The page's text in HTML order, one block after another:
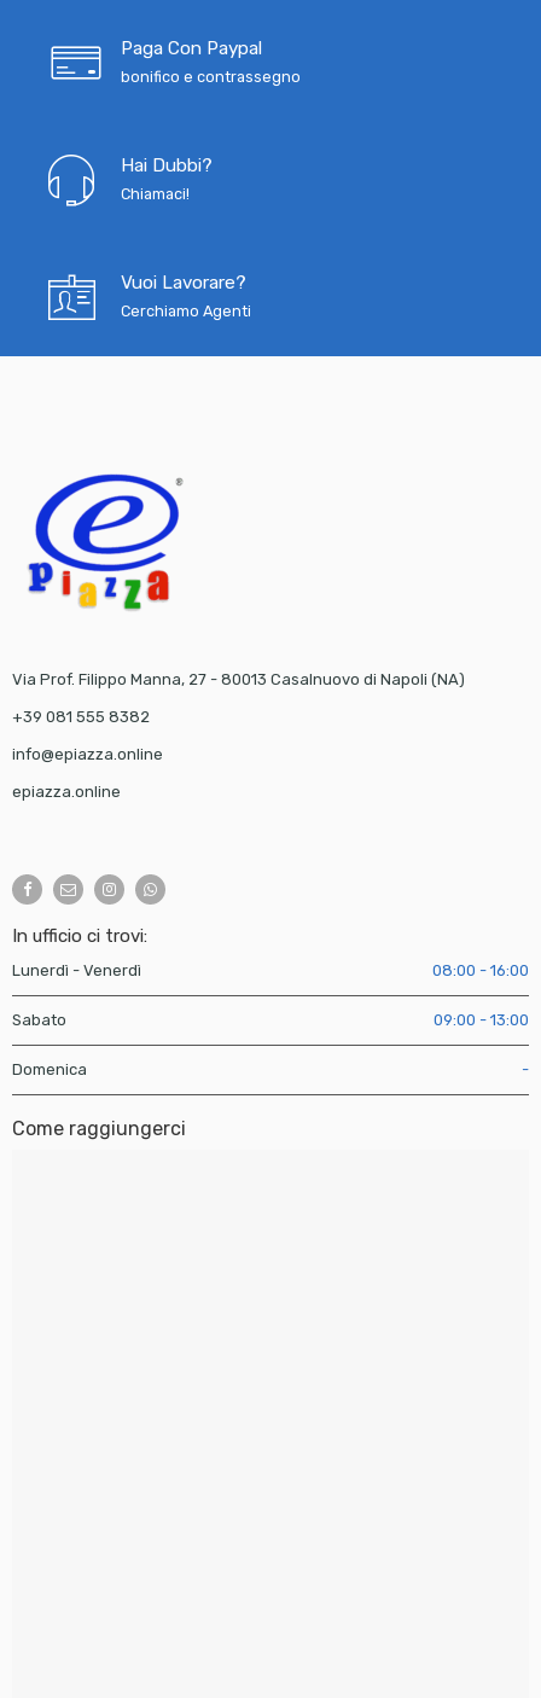
Paga Con Paypal
bonifico e contrassegno
Hai Dubbi?
Chiamaci!
Vuoi Lavorare?
Cerchiamo Agenti
Via Prof. Filippo Manna, 27 - 80013 Casalnuovo di Napoli (NA)
+39 081 555 8382
info@epiazza.online
epiazza.online
In ufficio ci trovi:
Lunerdì - Venerdì 08:00 - 16:00
Sabato 09:00 - 13:00
Domenica -
Come raggiungerci